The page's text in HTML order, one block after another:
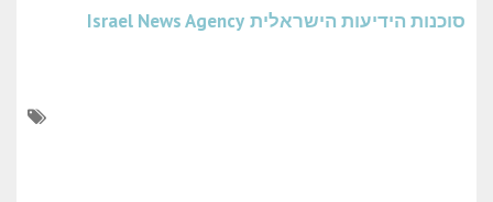
סוכנות הידיעות הישראלית Israel News Agency